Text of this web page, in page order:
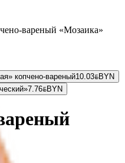
вареный «Мозаика»
копчено-вареный10.03BYNBYN
7.76BYNBYN